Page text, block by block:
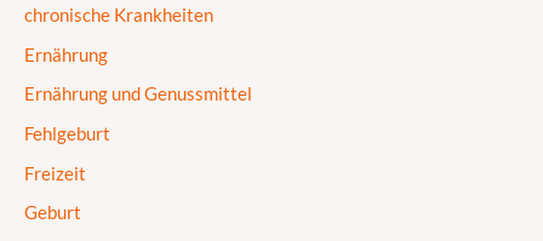
chronische Krankheiten
Ernährung
Ernährung und Genussmittel
Fehlgeburt
Freizeit
Geburt